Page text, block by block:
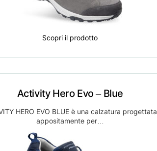
Scopri il prodotto
Activity Hero Evo – Blue
HERO EVO BLUE è una calzatura progettata
appositamente per…